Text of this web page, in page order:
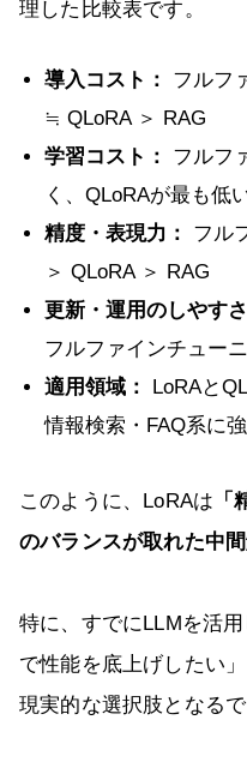
理した比較表です。
導入コスト：
フルフ
≒ QLoRA ＞ RAG
学習コスト：
フルフ
く、QLoRAが最も低
精度・表現力：
フル
＞ QLoRA ＞ RAG
更新・運用のしやすさ
フルファインチュー
適用領域：
LoRAと
情報検索・FAQ系に
このように、LoRAは
のバランスが取れた中
特に、すでにLLMを活
で性能を底上げしたい
現実的な選択肢となるで